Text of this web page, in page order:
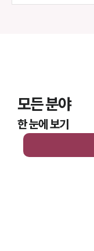
모든 분야
한 눈에 보기